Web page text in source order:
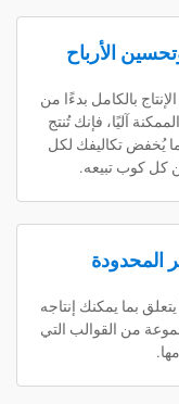
الأرباح
بالكامل بدءًا من
آليًا، فإنك تُنتج
يُخفض تكاليفك لكل
كل كوب تبيعه.
المحدودة
بما يمكنك إنتاجه
من القوالب التي